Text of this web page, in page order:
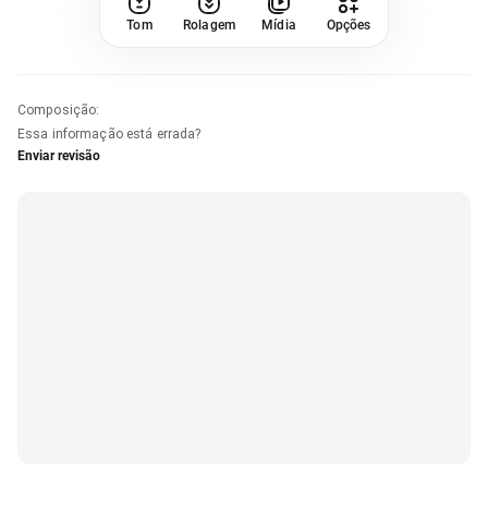
Tom Rolagem Mídia Opções
Composição:
Essa informação está errada?
Enviar revisão